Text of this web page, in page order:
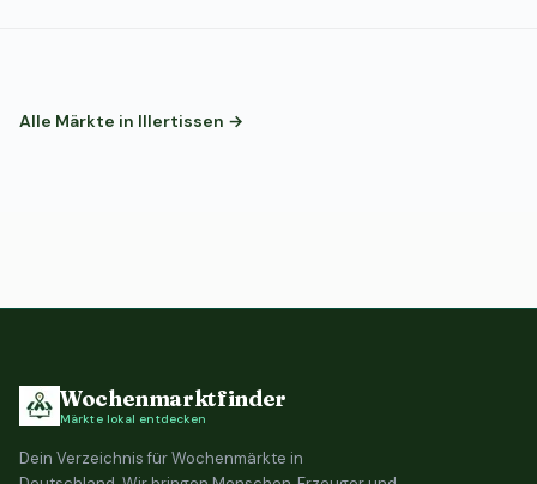
Alle Märkte in Illertissen →
Wochenmarktfinder
Märkte lokal entdecken
Dein Verzeichnis für Wochenmärkte in